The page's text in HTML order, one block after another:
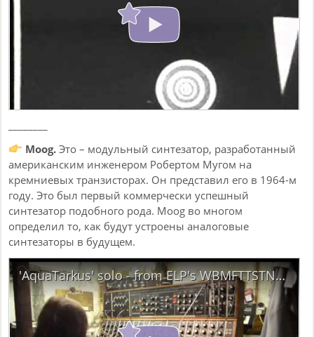
Moog. Это – модульный синтезатор, разработанный
американским инженером Робертом Мугом на
кремниевых транзисторах. Он представил его в 1964-м
году. Это был первый коммерчески успешный
синтезатор подобного рода. Moog во многом
определил то, как будут устроены аналоговые
синтезаторы в будущем.
'AquaTarkus' solo - from ELP's WBMFTTSTNE - on Modular Moog (and built-in Minimoog)